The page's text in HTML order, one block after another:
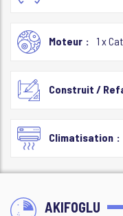
Moteur 1 x
Construit /
Climatisation
AKIFOGLU